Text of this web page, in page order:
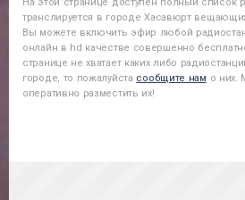
На этой странице доступен полный список
транслируется в городеХасавюртвещающих
Вы можете включить эфир любой
онлайн в hd качестве совершенно
странице не хватает каких либо
городе, то пожалуйста сообщите нам о них.
оперативно разместить их!